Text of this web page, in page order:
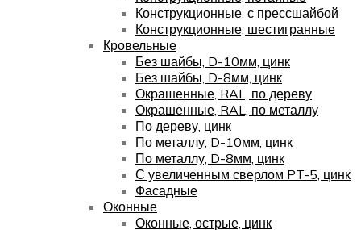
Конструкционные, с прессшайбой
Конструкционные, шестигранные
Кровельные
Без шайбы, D-10мм, цинк
Без шайбы, D-8мм, цинк
Окрашенные, RAL, по дереву
Окрашенные, RAL, по металлу
По дереву, цинк
По металлу, D-10мм, цинк
По металлу, D-8мм, цинк
С увеличенным сверлом PT-5, цинк
Фасадные
Оконные
Оконные, острые, цинк